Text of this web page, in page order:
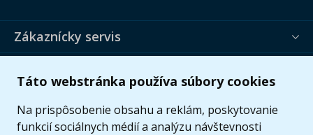
Táto webstránka používa súbory cookies
Na prispôsobenie obsahu a reklám, poskytovanie
funkcií sociálnych médií a analýzu návštevnosti
Zákaznícky servis